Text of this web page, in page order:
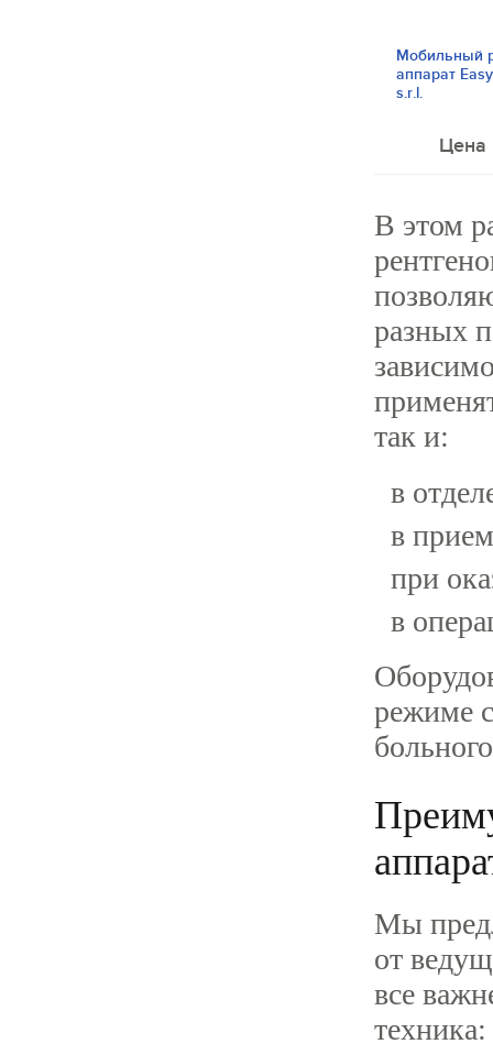
Мобильный
аппарат
s.r.l.
Цена
В этом
разных
так и:
в
в
при
в
режиме
Мы
от
все
техника: